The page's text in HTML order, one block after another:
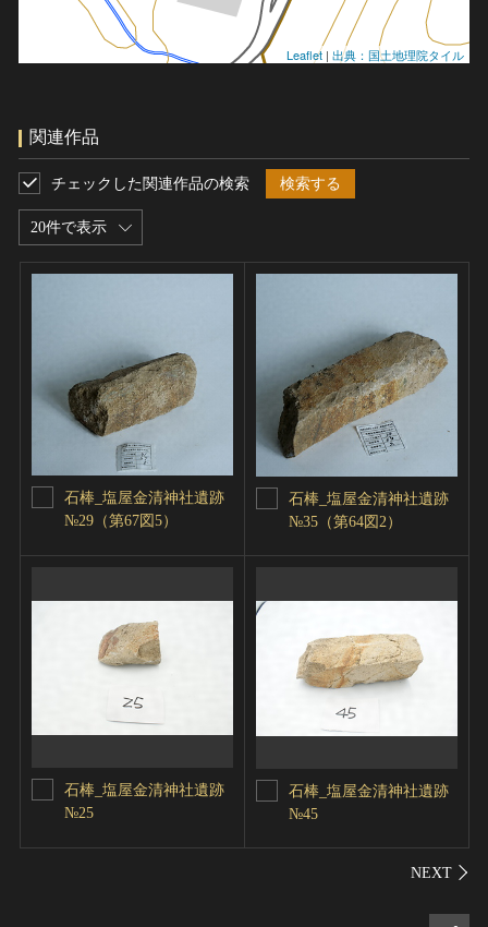
Leaflet | 出典：国土地理院タイル
関連作品
20件で表示
チェックした関連作品の検索 検索する
石棒_塩屋金清神社遺跡
№29（第67図5）
石棒_塩屋金清神社遺跡
№35（第64図2）
石棒_塩屋金清神社遺跡
№25
石棒_塩屋金清神社遺跡
№45
シェ